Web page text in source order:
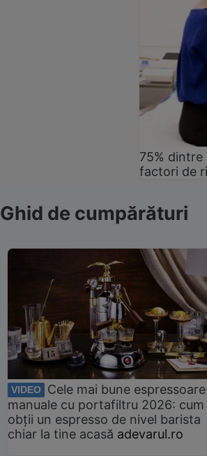
75% dintre
factori de
Ghid de cumpărături
VIDEO
Cele mai bune espressoare
manuale cu portafiltru 2026: cum
obții un espresso de nivel barista
chiar la tine acasă adevarul.ro